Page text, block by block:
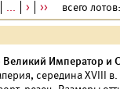
... > >> всего
Великий Император и
середина XVIII